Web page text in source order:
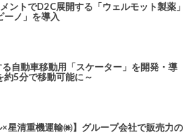
ントでD2C展開する「ウェルモット製薬」
ーノ」を導入
自動車移動用「スケーター」を開発・導
約5分で移動可能に～
×星清重機運輸㈱】グループ会社で販売力の